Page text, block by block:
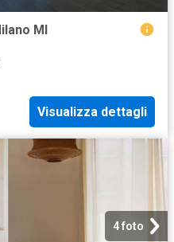
MI
Visualizza dettagli
4 foto